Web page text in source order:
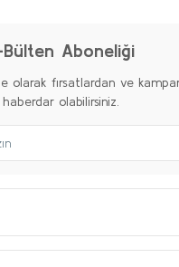
Bülten Aboneliği
olarak fırsatlardan ve
haberdar olabilirsiniz.